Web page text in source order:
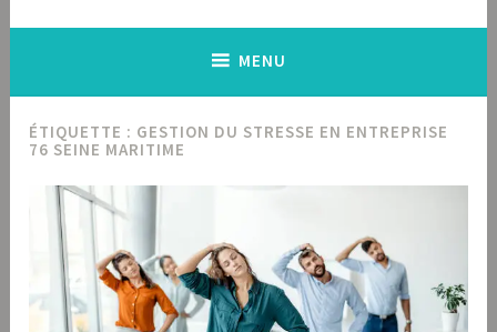
MENU
ÉTIQUETTE : GESTION DU STRESSE EN ENTREPRISE
76 SEINE MARITIME